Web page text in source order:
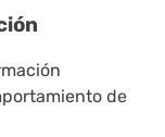
de